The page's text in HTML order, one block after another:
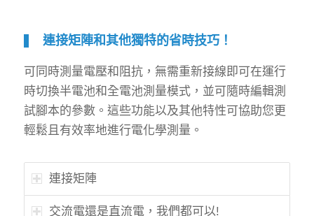
連接矩陣和其他獨特的省時技巧！
可同時測量電壓和阻抗，無需重新接線即可在運行
時切換半電池和全電池測量模式，並可隨時編輯測
試腳本的參數。這些功能以及其他特性可協助您更
輕鬆且有效率地進行電化學測量。
連接矩陣
交流電還是直流電，我們都可以!